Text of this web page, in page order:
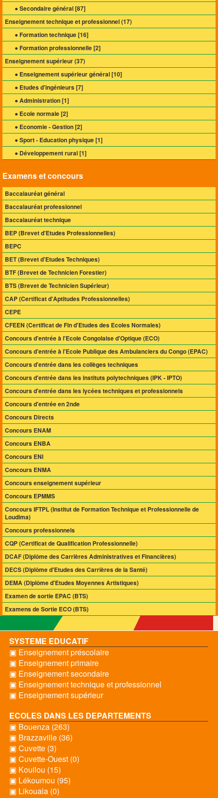
● Secondaire général [87]
Enseignement technique et professionnel (17)
● Formation technique [16]
● Formation professionnelle [2]
Enseignement supérieur (37)
● Enseignement supérieur général [10]
● Etudes d'ingénieurs [7]
● Administration [1]
● Ecole normale [2]
● Economie - Gestion [2]
● Sport - Education physique [1]
● Développement rural [1]
Examens et concours
Baccalauréat général
Baccalauréat professionnel
Baccalauréat technique
BEP (Brevet d'Etudes Professionnelles)
BEPC
BET (Brevet d'Etudes Techniques)
BTF (Brevet de Technicien Forestier)
BTS (Brevet de Technicien Supérieur)
CAP (Certificat d'Aptitudes Professionnelles)
CEPE
CFEEN (Certificat de Fin d'Etudes des Ecoles Normales)
Concours d'entrée à l'Ecole Congolaise d'Optique (ECO)
Concours d'entrée à l'Ecole Publique des Ambulanciers du Congo (EPAC)
Concours d'entrée dans les collèges techniques
Concours d'entrée dans les instituts polytechniques (IPK - IPTO)
Concours d'entrée dans les lycées techniques et professionnels
Concours d'entrée en 2nde
Concours Directs
Concours ENAM
Concours ENBA
Concours ENI
Concours ENMA
Concours enseignement supérieur
Concours EPMMS
Concours IFTPL (Institut de Formation Technique et Professionnelle de
Loudima)
Concours professionnels
CQP (Certificat de Qualification Professionnelle)
DCAF (Diplôme des Carrières Administratives et Financières)
DECS (Diplôme d'Etudes des Carrières de la Santé)
DEMA (Diplôme d'Etudes Moyennes Artistiques)
Examen de sortie EPAC (BTS)
Examens de Sortie ECO (BTS)
SYSTEME EDUCATIF
▣ Enseignement préscolaire
▣ Enseignement primaire
▣ Enseignement secondaire
▣ Enseignement technique et professionnel
▣ Enseignement supérieur
ECOLES DANS LES DEPARTEMENTS
▣ Bouenza (263)
▣ Brazzaville (36)
▣ Cuvette (3)
▣ Cuvette-Ouest (0)
▣ Kouilou (15)
▣ Lékoumou (95)
▣ Likouala (0)